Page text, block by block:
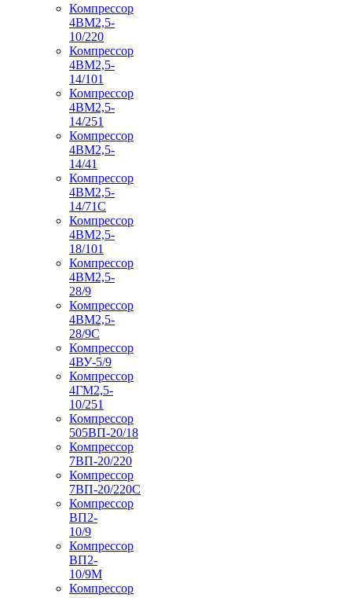
Компрессор
4ВМ2,5-
10/220
Компрессор
4ВМ2,5-
14/101
Компрессор
4ВМ2,5-
14/251
Компрессор
4ВМ2,5-
14/41
Компрессор
4ВМ2,5-
14/71C
Компрессор
4ВМ2,5-
18/101
Компрессор
4ВМ2,5-
28/9
Компрессор
4ВМ2,5-
28/9С
Компрессор
4ВУ-5/9
Компрессор
4ГМ2,5-
10/251
Компрессор
505ВП-20/18
Компрессор
7ВП-20/220
Компрессор
7ВП-20/220С
Компрессор
ВП2-
10/9
Компрессор
ВП2-
10/9М
Компрессор